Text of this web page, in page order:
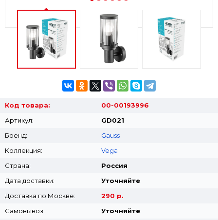
Код товара:
00-00193996
Артикул:
GD021
Бренд:
Gauss
Коллекция:
Vega
Страна:
Россия
Дата доставки:
Уточняйте
Доставка по Москве:
290 р.
Самовывоз:
Уточняйте